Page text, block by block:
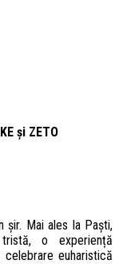
și ZETO
șir. Mai ales la Paști,
o experiență
euharistică